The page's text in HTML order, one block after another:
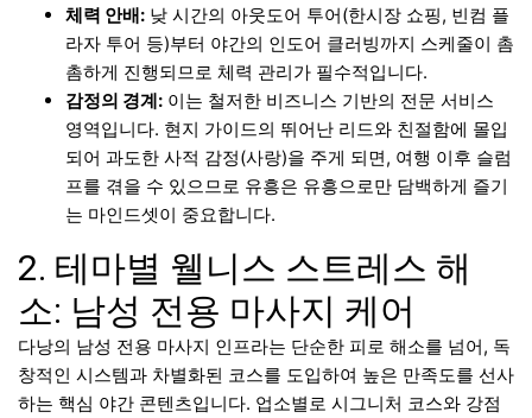
체력 안배: 낮 시간의 아웃도어 투어(한시장 쇼핑, 빈컴 플
라자 투어 등)부터 야간의 인도어 클러빙까지 스케줄이 촘
촘하게 진행되므로 체력 관리가 필수적입니다.
감정의 경계: 이는 철저한 비즈니스 기반의 전문 서비스
영역입니다. 현지 가이드의 뛰어난 리드와 친절함에 몰입
되어 과도한 사적 감정(사랑)을 주게 되면, 여행 이후 슬럼
프를 겪을 수 있으므로 유흥은 유흥으로만 담백하게 즐기
는 마인드셋이 중요합니다.
2. 테마별 웰니스 스트레스 해
소: 남성 전용 마사지 케어
다낭의 남성 전용 마사지 인프라는 단순한 피로 해소를 넘어, 독
창적인 시스템과 차별화된 코스를 도입하여 높은 만족도를 선사
하는 핵심 야간 콘텐츠입니다. 업소별로 시그니처 코스와 강점